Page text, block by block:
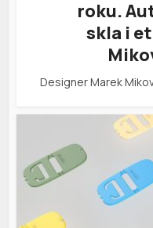
roku.
skla i
Designer Marek